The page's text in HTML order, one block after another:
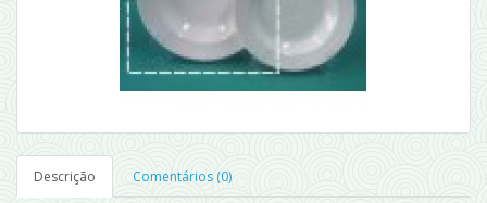
Descrição Comentários (0)